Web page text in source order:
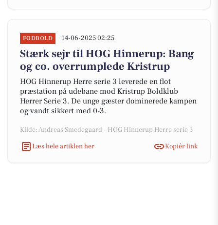
FODBOLD 14-06-2025 02:25
Stærk sejr til HOG Hinnerup: Bang
og co. overrumplede Kristrup
HOG Hinnerup Herre serie 3 leverede en flot
præstation på udebane mod Kristrup Boldklub
Herrer Serie 3. De unge gæster dominerede kampen
og vandt sikkert med 0-3.
Kilde: Andreas Smedegaard - HOG Hinnerup Herre serie 3
Læs hele artiklen her
Kopiér link